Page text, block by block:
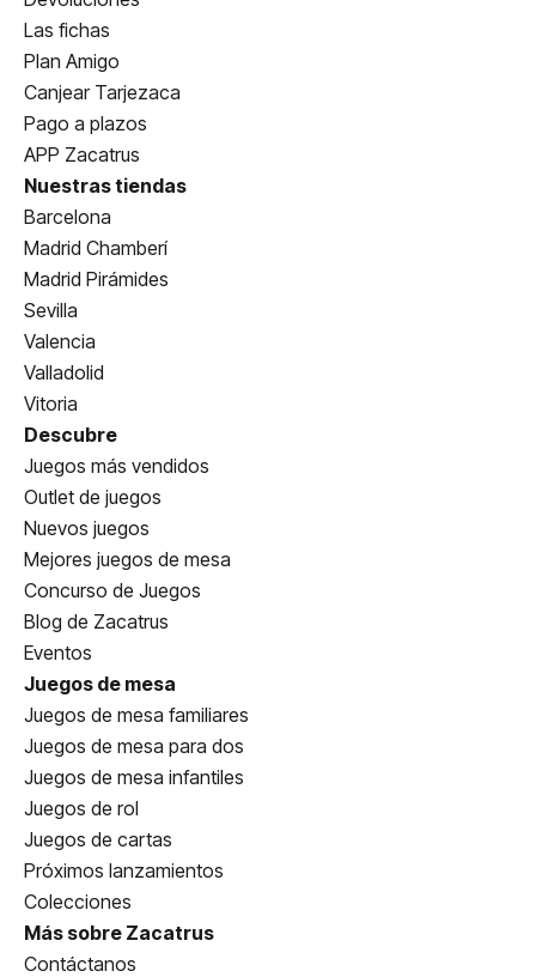
Las fichas
Plan Amigo
Canjear Tarjezaca
Pago a plazos
APP Zacatrus
Nuestras tiendas
Barcelona
Madrid Chamberí
Madrid Pirámides
Sevilla
Valencia
Valladolid
Vitoria
Descubre
Juegos más vendidos
Outlet de juegos
Nuevos juegos
Mejores juegos de mesa
Concurso de Juegos
Blog de Zacatrus
Eventos
Juegos de mesa
Juegos de mesa familiares
Juegos de mesa para dos
Juegos de mesa infantiles
Juegos de rol
Juegos de cartas
Próximos lanzamientos
Colecciones
Más sobre Zacatrus
Contáctanos